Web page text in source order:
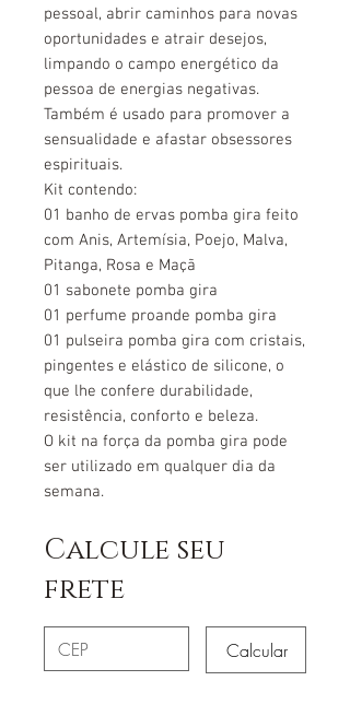
pessoal, abrir caminhos para novas
oportunidades e atrair desejos,
limpando o campo energético da
pessoa de energias negativas.
Também é usado para promover a
sensualidade e afastar obsessores
espirituais.
Kit contendo:
01 banho de ervas pomba gira feito
com Anis, Artemísia, Poejo, Malva,
Pitanga, Rosa e Maçã
01 sabonete pomba gira
01 perfume proande pomba gira
01 pulseira pomba gira com cristais,
pingentes e elástico de silicone, o
que lhe confere durabilidade,
resistência, conforto e beleza.
O kit na força da pomba gira pode
ser utilizado em qualquer dia da
semana.
Calcule seu
frete
Calcular